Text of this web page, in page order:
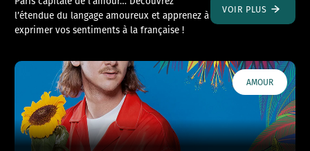
l’étendue du langage amoureux et apprenez à
exprimer vos sentiments à la française !
VOIR PLUS
AMOUR